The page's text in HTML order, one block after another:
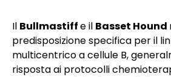
Il Bullmastiffe il Basset Hound
predisposizione specifica per il
multicentrico a cellule B,
risposta ai protocolli